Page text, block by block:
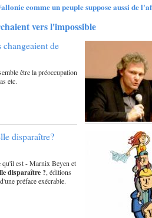
comme un peuple suppose aussi de
vers l'impossible
de
être la préoccupation
etc.
disparaître?
qu'il est - Marnix Beyen et
disparaître ?, éditions
préface exécrable.